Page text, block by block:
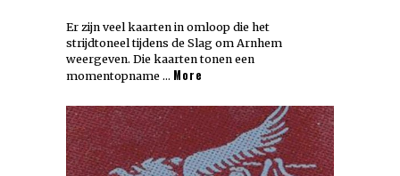
Er zijn veel kaarten in omloop die het
strijdtoneel tijdens de Slag om Arnhem
weergeven. Die kaarten tonen een
momentopname … More